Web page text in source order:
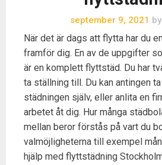
september 9, 2021 by
När det är dags att flytta har du
framför dig. En av de uppgifter
är en komplett flyttstäd. Du har
ta ställning till. Du kan antingen
städningen själv, eller anlita en
arbetet åt dig. Hur många
mellan beror förstås på vart du
valmöjligheterna till exempel
hjälp med flyttstädning